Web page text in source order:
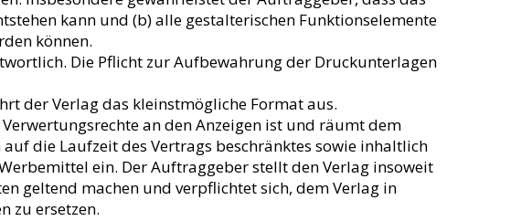
kann und (b) alle gestalterischen Funktionselemente
können.
Die Pflicht zur Aufbewahrung der Druckunterlagen
der Verlag das kleinstmögliche Format aus.
an den Anzeigen ist und räumt dem
die Laufzeit des Vertrags beschränktes sowie inhaltlich
ein. Der Auftraggeber stellt den Verlag insoweit
geltend machen und verpflichtet sich, dem Verlag in
zu ersetzen.